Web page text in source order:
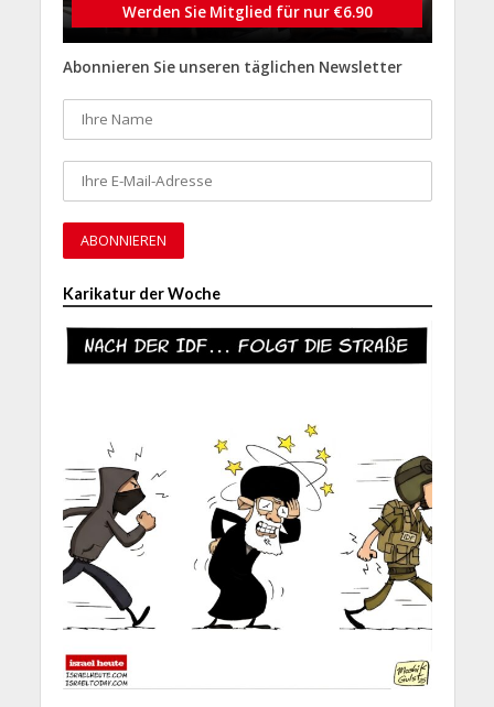
Werden Sie Mitglied für nur €6.90
Abonnieren Sie unseren täglichen Newsletter
Karikatur der Woche